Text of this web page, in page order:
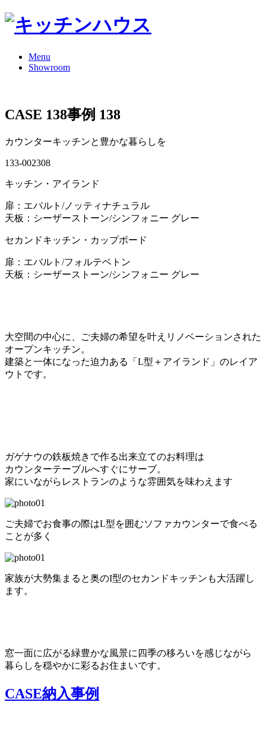
Menu
Showroom
CASE 138事例 138
カウンターキッチンと豊かな暮らしを
133-002308
キッチン・アイランド
扉：エバルト/ノッティナチュラル
天板：シーザーストーン/シンフォニー グレー
セカンドキッチン・カップボード
扉：エバルト/フォルテベトン
天板：シーザーストーン/シンフォニー グレー
大空間の中心に、ご夫婦の希望を叶えリノベーションされた
オープンキッチン。
建築と一体になった迫力ある「L型＋アイランド」のレイア
ウトです。
ガゲナウの鉄板焼きで作る出来立てのお料理は
カウンターテーブルへすぐにサーブ。
家にいながらレストランのような雰囲気を味わえます
ご夫婦でお食事の際はL型を囲むソファカウンターで食べる
ことが多く
家族が大勢集まると奥のI型のセカンドキッチンも大活躍し
ます。
窓一面に広がる緑豊かな風景に四季の移ろいを感じながら
暮らしを穏やかに彩るお住まいです。
CASE納入事例